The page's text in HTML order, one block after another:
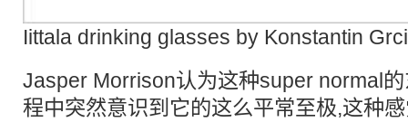
Iittala drinking glasses by Konstantin
Jasper Morrison认为这种super normal
程中突然意识到它的这么平常至极,这种